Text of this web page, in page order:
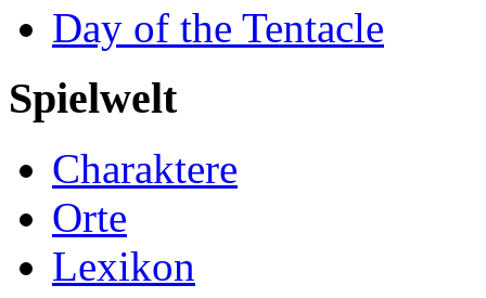
Day of the Tentacle
Spielwelt
Charaktere
Orte
Lexikon